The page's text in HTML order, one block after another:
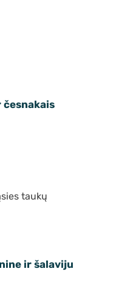
česnakais
taukų
ir šalaviju